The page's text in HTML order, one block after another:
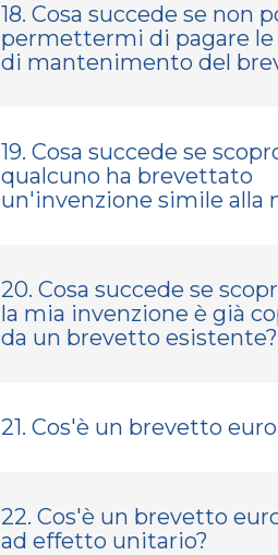
18. Cosa succede se non
permettermi di pagare le
di mantenimento del
19. Cosa succede se
qualcuno ha brevettato
un'invenzione simile alla
20. Cosa succede se
la mia invenzione è già
da un brevetto esistente?
21. Cos'è un brevetto
22. Cos'è un brevetto
ad effetto unitario?